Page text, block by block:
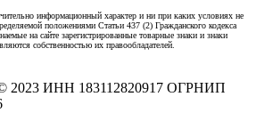
информационный характер и ни при каких условиях не
положениями Статьи 437 (2) Гражданского кодекса
на сайте зарегистрированные товарные знаки и знаки
собственностью их правообладателей.
2023 ИНН 183112820917 ОГРНИП